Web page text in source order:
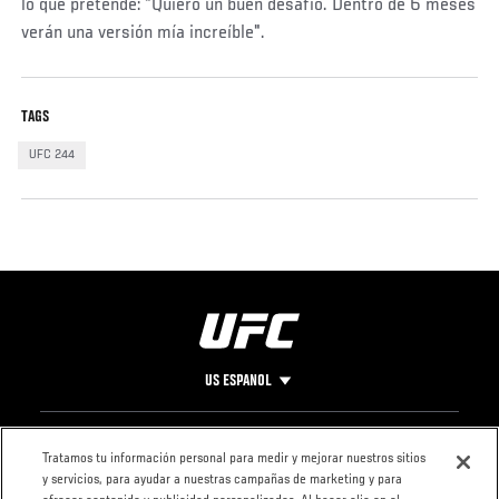
lo que pretende: "Quiero un buen desafío. Dentro de 6 meses
verán una versión mía increíble".
TAGS
UFC 244
US ESPANOL
Pie
de
CONTACTO
LEGAL
Condiciones
Tratamos tu información personal para medir y mejorar nuestros sitios
y servicios, para ayudar a nuestras campañas de marketing y para